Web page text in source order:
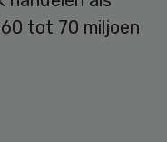
tot 70 miljoen